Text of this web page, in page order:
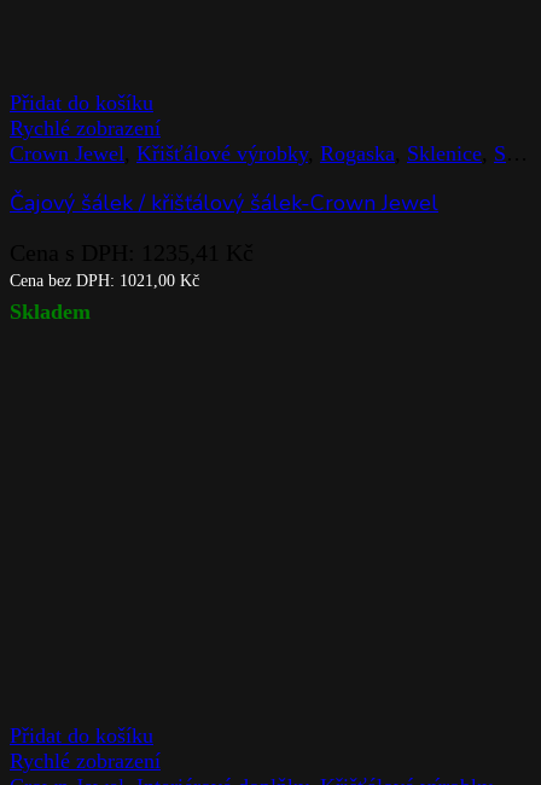
Přidat do košíku
Rychlé zobrazení
Crown Jewel Křišťálové výrobky, Rogaska Sklenice Stolováni
Čajový šálek / křišťálový šálek-Crown Jewel
Cena bez DPH: 1021,00 Kč
Skladem
Přidat do košíku
Rychlé zobrazení